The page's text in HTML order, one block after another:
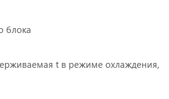
блока
t в режиме охлаждения,